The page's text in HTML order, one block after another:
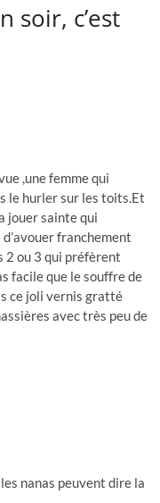
soir, c’est
,une femme qui
le hurler sur les toits.Et
jouer sainte qui
franchement
2 ou 3 qui préfèrent
facile que le souffre de
ce joli vernis gratté
avec très peu de
nanas peuvent dire la